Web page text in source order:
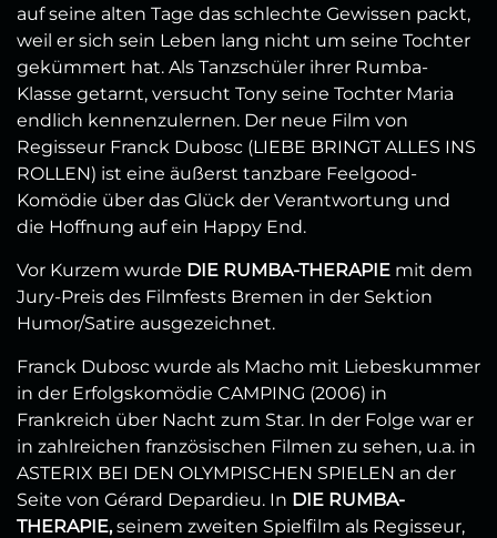
auf seine alten Tage das schlechte Gewissen packt,
weil er sich sein Leben lang nicht um seine Tochter
gekümmert hat. Als Tanzschüler ihrer Rumba-
Klasse getarnt, versucht Tony seine Tochter Maria
endlich kennenzulernen. Der neue Film von
Regisseur Franck Dubosc (LIEBE BRINGT ALLES INS
ROLLEN) ist eine äußerst tanzbare Feelgood-
Komödie über das Glück der Verantwortung und
die Hoffnung auf ein Happy End.
Vor Kurzem wurde DIE RUMBA-THERAPIE mit dem
Jury-Preis des Filmfests Bremen in der Sektion
Humor/Satire ausgezeichnet.
Franck Dubosc wurde als Macho mit Liebeskummer
in der Erfolgskomödie CAMPING (2006) in
Frankreich über Nacht zum Star. In der Folge war er
in zahlreichen französischen Filmen zu sehen, u.a. in
ASTERIX BEI DEN OLYMPISCHEN SPIELEN an der
Seite von Gérard Depardieu. In DIE RUMBA-
THERAPIE,seinem zweiten Spielfilm als Regisseur,